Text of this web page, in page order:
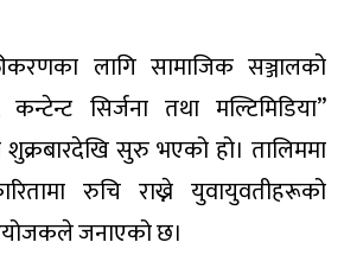
लागि सामाजिक सञ्जालको
कन्टेन्ट सिर्जना तथा मल्टिमिडिया”
सुरु भएको हो। तालिममा
रुचि राख्ने युवायुवतीहरूको
जनाएको छ।